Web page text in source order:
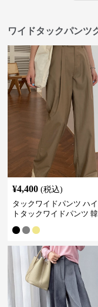
ワイドタックパンツ
¥4,400 (税込)
タックワイドパンツ ハ
トタックワイドパンツ